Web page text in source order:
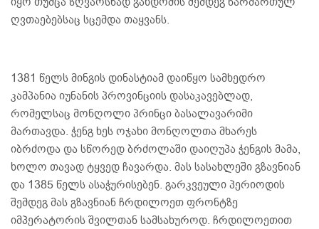
ღვთაებებსაც სცემდა თაყვანს.
1381 წელს მინგის დინასტიამ დაიწყო სამხედრო
კამპანია იუნანის პროვინციის დასაკავებლად,
რომელსაც მონღოლი პრინცი ბასალავარიმი
მართავდა. ჭენგ ხეს ოჯახი მონღოლთა მხარეს
იბრძოდა და სწორედ ბრძოლაში დაიღუპა ჭენგის მამა,
ხოლო თავად ტყვედ ჩავარდა. მას სასახლეში გზავნიან
და 1385 წელს ასაჭურისებენ. გარკვეული პერიოდის
შემდეგ მას გზავნიან ჩრდილოეთ ფრონტზე
იმპერატორის შვილთან სამსახუროდ. ჩრდილოეთით